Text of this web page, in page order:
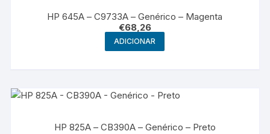
HP 645A – C9733A – Genérico – Magenta
€68,26
ADICIONAR
HP 825A – CB390A – Genérico – Preto